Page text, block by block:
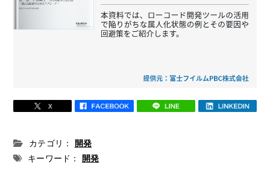
カテゴリ：
開発
キーワード：
開発